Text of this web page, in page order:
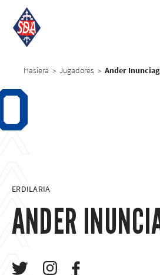
Hasiera > Jugadores > Ander
ERDILARIA
ANDER